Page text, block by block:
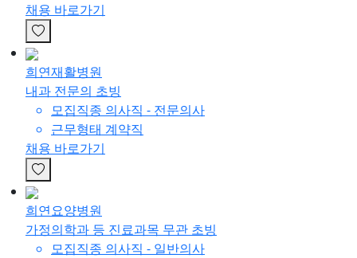
채용 바로가기
희연재활병원
내과 전문의 초빙
모집직종 의사직 - 전문의사
근무형태 계약직
채용 바로가기
희연요양병원
가정의학과 등 진료과목 무관 초빙
모집직종 의사직 - 일반의사